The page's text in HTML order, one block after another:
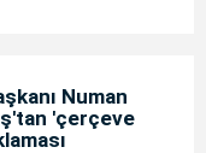
Numan
'çerçeve